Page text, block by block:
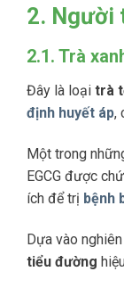
2. Người
2.1. Trà
Đây là loại trà
định huyết áp,
Một trong
EGCG được
ích để trị bệnh
Dựa vào
tiểu đường